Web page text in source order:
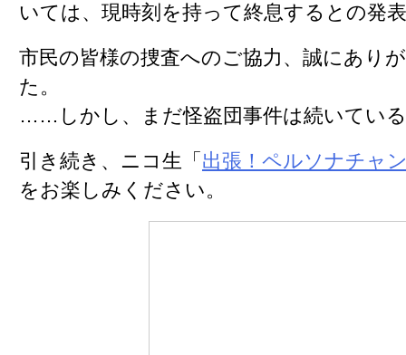
いては、現時刻を持って終息するとの発
市民の皆様の捜査へのご協力、誠にあり
た。
……しかし、まだ怪盗団事件は続いてい
引き続き、ニコ生「 出張！ペルソナチャ
をお楽しみください。